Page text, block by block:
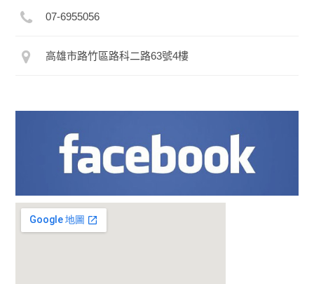
07-6955056
高雄市路竹區路科二路63號4樓